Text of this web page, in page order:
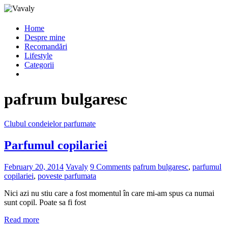
Home
Despre mine
Recomandări
Lifestyle
Categorii
pafrum bulgaresc
Clubul condeielor parfumate
Parfumul copilariei
February 20, 2014 Vavaly 9 Comments pafrum bulgaresc, parfumul
copilariei, poveste parfumata
Nici azi nu stiu care a fost momentul în care mi-am spus ca numai
sunt copil. Poate sa fi fost
Read more